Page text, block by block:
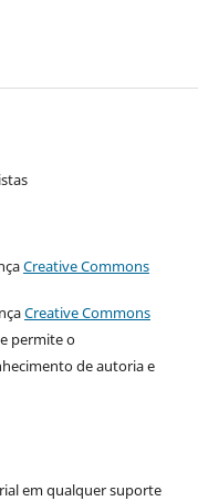
Creative Commons
Creative Commons
permite o
de autoria e
em qualquer suporte